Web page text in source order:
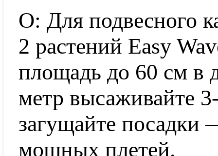
О: Для подвесного
2 растений Easy
площадь до 60 см в
метр высаживайте
загущайте посадки
мощных плетей.